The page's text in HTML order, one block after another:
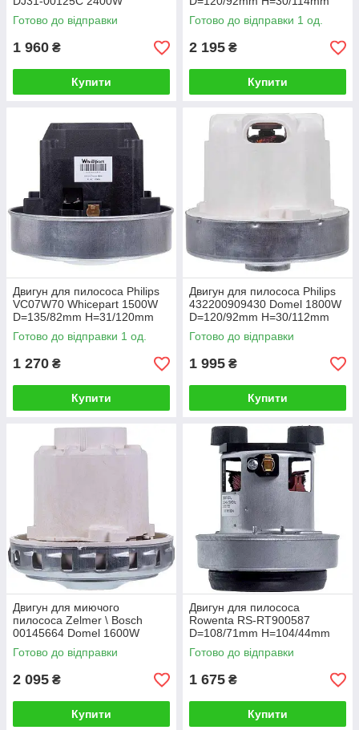
Готово до відправки
1 960 ₴
Купити
Готово до відправки 1 од.
2 195 ₴
Купити
Двигун для пилососа Philips
VC07W70 Whicepart 1500W
D=135/82mm H=31/120mm
Готово до відправки 1 од.
1 270 ₴
Купити
Двигун для пилососа Philips
432200909430 Domel 1800W
D=120/92mm H=30/112mm
Готово до відправки
1 995 ₴
Купити
Двигун для миючого
пилососа Zelmer \ Bosch
00145664 Domel 1600W
D=130/92mm H=30/130mm
Готово до відправки
2 095 ₴
Купити
Двигун для пилососа
Rowenta RS-RT900587
D=108/71mm H=104/44mm
Готово до відправки
1 675 ₴
Купити